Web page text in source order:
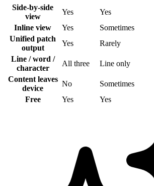
Side-by-side
view
Yes Yes
Inline view
Yes Sometimes
Unified patch
output
Yes Rarely
Line / word /
character
All three Line only
Content leaves
device
No Sometimes
Free
Yes Yes